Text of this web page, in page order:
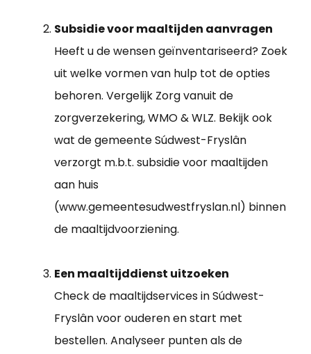
Subsidie voor maaltijden aanvragen
Heeft u de wensen geïnventariseerd? Zoek
uit welke vormen van hulp tot de opties
behoren. Vergelijk Zorg vanuit de
zorgverzekering, WMO & WLZ. Bekijk ook
wat de gemeente Súdwest-Fryslân
verzorgt m.b.t. subsidie voor maaltijden
aan huis
(www.gemeentesudwestfryslan.nl) binnen
de maaltijdvoorziening.
Een maaltijddienst uitzoeken
Check de maaltijdservices in Súdwest-
Fryslân voor ouderen en start met
bestellen. Analyseer punten als de